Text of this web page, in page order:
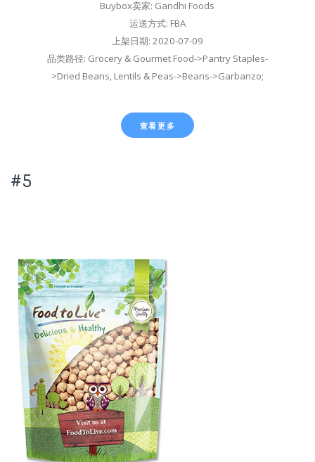
Buybox卖家: Gandhi Foods
运送方式: FBA
上架日期: 2020-07-09
品类路径: Grocery & Gourmet Food->Pantry Staples-
>Dried Beans, Lentils & Peas->Beans->Garbanzo;
查看更多
#5